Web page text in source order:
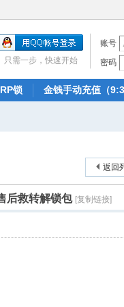
账号
密码
只需一步，快速开始
锁 金钱手动充值（
返回
后救转解锁包 [复制链接]